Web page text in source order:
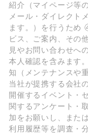
紹介（マイページ等
メール・ダイレクト
ます。）を⾏うため
ビス、ご案内、その
⾒やお問い合わせへ
本⼈確認を含みます
知（メンテナンスや
当社が提携する会社
開催するイベント・
関するアンケート・
加をお願いし、また
利⽤履歴等を調査・